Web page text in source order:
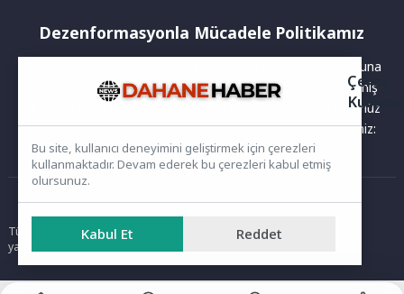
Dezenformasyonla Mücadele Politikamız
Yayınlanan haberler doğruluk ilkesi gözetilerek hazırlanır. Buna
rağmen bazı içeriklerde eksik, hatalı veya güncelliğini yitirmiş
bilgiler bulunabilir.Yanlış veya yanıltıcı olduğunu düşündüğünüz
haberleri aşağıdaki iletişim kanallarından bize bildirebilirsiniz:
Ana Sayfa
Tüm hakları saklıdır. Sitede yer alan içerikler izinsiz kopyalanamaz,
yayımlanamaz ve kullanılamaz.
Çerez
Bu site, kullanıcı deneyimini geliştirmek için çerezleri
kullanmaktadır. Devam ederek bu çerezleri kabul etmiş
olursunuz.
Kabul Et Reddet